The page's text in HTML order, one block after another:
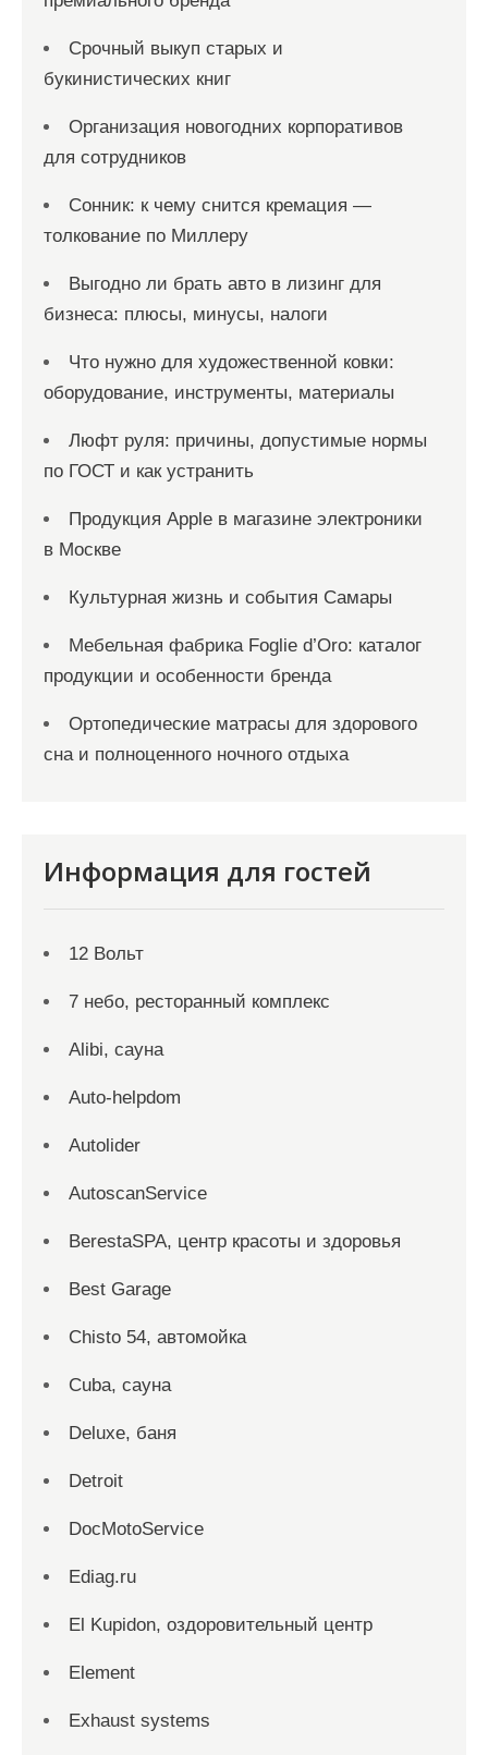
Срочный выкуп старых и
букинистических книг
Организация новогодних корпоративов
для сотрудников
Сонник: к чему снится кремация —
толкование по Миллеру
Выгодно ли брать авто в лизинг для
бизнеса: плюсы, минусы, налоги
Что нужно для художественной ковки:
оборудование, инструменты, материалы
Люфт руля: причины, допустимые нормы
по ГОСТ и как устранить
Продукция Apple в магазине электроники
в Москве
Культурная жизнь и события Самары
Мебельная фабрика Foglie d’Oro: каталог
продукции и особенности бренда
Ортопедические матрасы для здорового
сна и полноценного ночного отдыха
Информация для гостей
12 Вольт
7 небо, ресторанный комплекс
Alibi, сауна
Auto-helpdom
Autolider
AutoscanService
BerestaSPA, центр красоты и здоровья
Best Garage
Chisto 54, автомойка
Cuba, сауна
Deluxe, баня
Detroit
DocMotoService
Ediag.ru
El Kupidon, оздоровительный центр
Element
Exhaust systems